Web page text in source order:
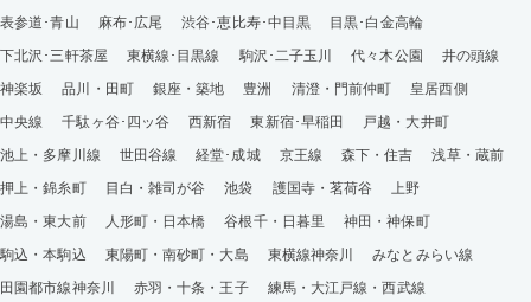
表参道･青山 麻布･広尾 渋谷･恵比寿･中目黒
目黒･白金高輪
下北沢･三軒茶屋
東横線･目黒線 駒沢･二子玉川 代々木公園
井の頭線
神楽坂
品川・田町 銀座・築地 豊洲 清澄・門前仲町
皇居西側
中央線
千駄ヶ谷･四ッ谷 西新宿 東新宿･早稲田
戸越・大井町
池上・多摩川線
世田谷線 経堂･成城 京王線 森下・住吉
浅草・蔵前
押上・錦糸町
目白・雑司が谷 池袋 護国寺・茗荷谷
上野
湯島・東大前
人形町・日本橋 谷根千・日暮里
神田・神保町
駒込・本駒込
東陽町・南砂町・大島 東横線神奈川
みなとみらい線
田園都市線神奈川
赤羽・十条・王子
練馬・大江戸線・西武線